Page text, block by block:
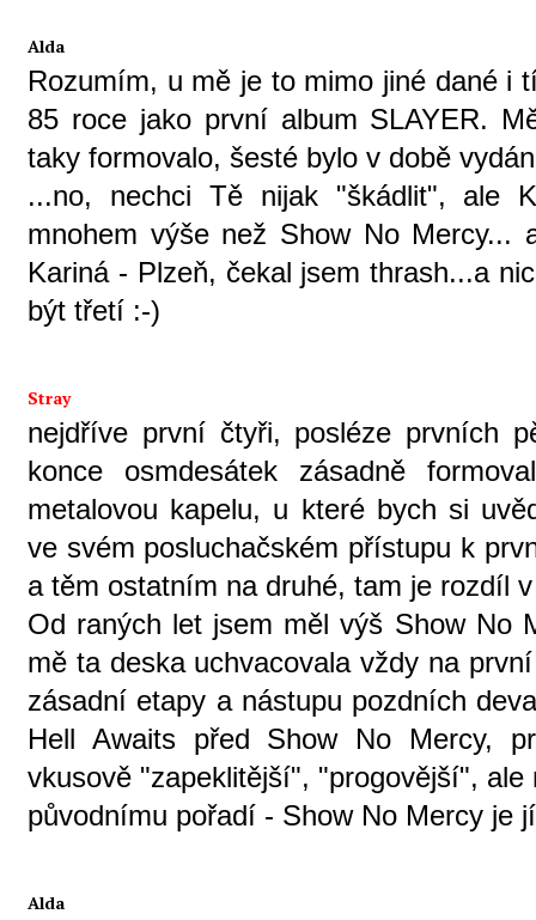
Alda
Rozumím, u mě je to mimo jiné dané i
85 roce jako první album SLAYER.
taky formovalo, šesté bylo v době
...no, nechci Tě nijak "škádlit", ale
mnohem výše než Show No Mercy...
Kariná - Plzeň, čekal jsem thrash...a
být třetí :-)
Stray
nejdříve první čtyři, posléze prvních
konce osmdesátek zásadně
metalovou kapelu, u které bych si
ve svém posluchačském přístupu k
a těm ostatním na druhé, tam je rozdíl
Od raných let jsem měl výš Show No
mě ta deska uchvacovala vždy na
zásadní etapy a nástupu pozdních
Hell Awaits před Show No Mercy,
vkusově "zapeklitější", "progovější",
původnímu pořadí - Show No Mercy je
Alda